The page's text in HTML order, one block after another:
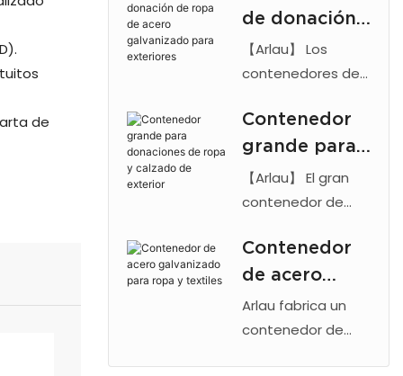
de
alta resistencia
están fabricados
en acero
Contenedores de
reciclaje textil
capacidad para
espacios públicos.
de donación
de ropa de
acero
para
exteriores
【Arlau】 Los
contenedores de
para exteriores de
acero galvanizado
cuentan con un
diseño antirrobo y
resistente a la
corrosión. Cajas
personalizadas
para la recogida
de ropa reciclada.
Contenedor
grande para
donaciones
de ropa y
exterior
【Arlau】 El gran
contenedor de
para exteriores
cuenta con acero
galvanizado y
diseño antirrobo.
personalizable y
Contenedor
de acero
galvanizado
para ropa y
Arlau fabrica un
contenedor de